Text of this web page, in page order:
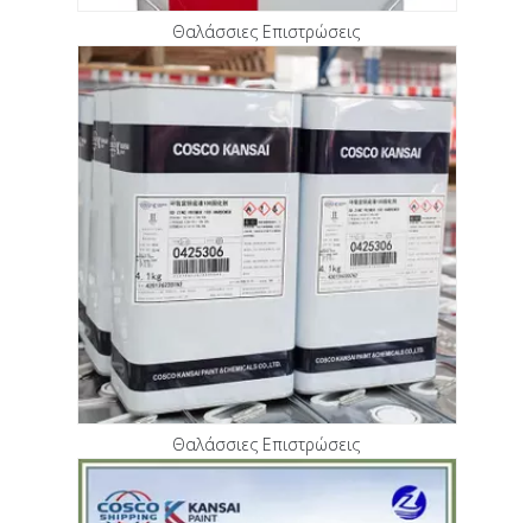
Θαλάσσιες Επιστρώσεις
Θαλάσσιες Επιστρώσεις